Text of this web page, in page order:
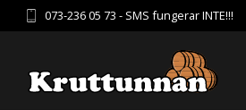
073-236 05 73 - SMS fungerar INTE!!!